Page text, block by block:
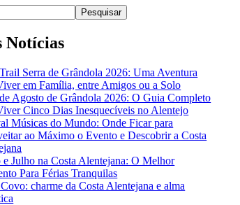
Pesquisar
Notícias
Serra de Grândola 2026: Uma Aventura
em Família, entre Amigos ou a Solo
Agosto de Grândola 2026: O Guia Completo
Cinco Dias Inesquecíveis no Alentejo
Músicas do Mundo: Onde Ficar para
ao Máximo o Evento e Descobrir a Costa
e Julho na Costa Alentejana: O Melhor
Para Férias Tranquilas
charme da Costa Alentejana e alma